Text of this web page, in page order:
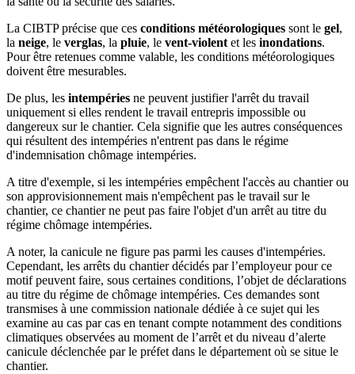
La CIBTP précise que ces conditions météorologiques sont le gel,
la neige, le verglas, la pluie, le vent-violent et les inondations.
Pour être retenues comme valable, les conditions météorologiques
doivent être mesurables.
De plus, les intempéries ne peuvent justifier l'arrêt du travail
uniquement si elles rendent le travail entrepris impossible ou
dangereux sur le chantier. Cela signifie que les autres conséquences
qui résultent des intempéries n'entrent pas dans le régime
d'indemnisation chômage intempéries.
A titre d'exemple, si les intempéries empêchent l'accès au chantier ou
son approvisionnement mais n'empêchent pas le travail sur le
chantier, ce chantier ne peut pas faire l'objet d'un arrêt au titre du
régime chômage intempéries.
A noter, la canicule ne figure pas parmi les causes d'intempéries.
Cependant, les arrêts du chantier décidés par l’employeur pour ce
motif peuvent faire, sous certaines conditions, l’objet de déclarations
au titre du régime de chômage intempéries. Ces demandes sont
transmises à une commission nationale dédiée à ce sujet qui les
examine au cas par cas en tenant compte notamment des conditions
climatiques observées au moment de l’arrêt et du niveau d’alerte
canicule déclenchée par le préfet dans le département où se situe le
chantier.